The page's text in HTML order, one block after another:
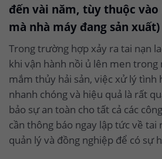
đến vài năm, tùy thuộc vào
mà nhà máy đang sản xuất)
Trong trường hợp xảy ra tai nạn
khi vận hành nồi ủ lên men trong
mắm thủy hải sản, việc xử lý tình
nhanh chóng và hiệu quả là rất
bảo sự an toàn cho tất cả các
cần thông báo ngay lập tức về tai
quản lý và đồng nghiệp để có sự